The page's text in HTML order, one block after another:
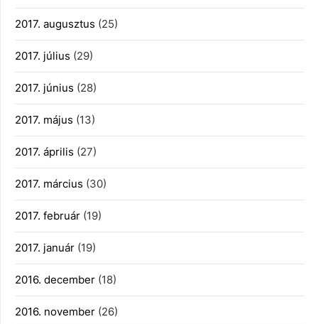
2017. augusztus (25)
2017. július (29)
2017. június (28)
2017. május (13)
2017. április (27)
2017. március (30)
2017. február (19)
2017. január (19)
2016. december (18)
2016. november (26)